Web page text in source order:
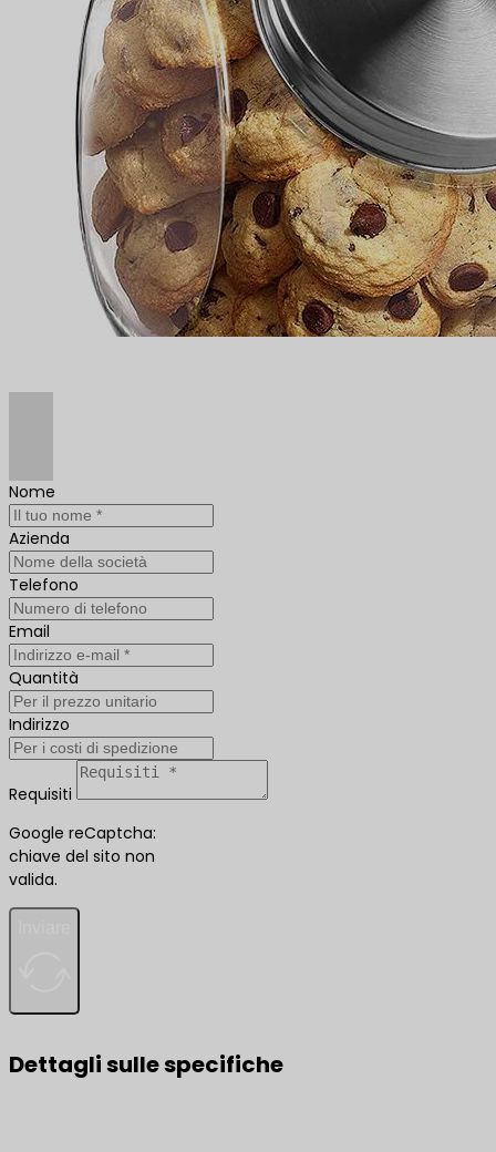
Nome
Azienda
Telefono
Email
Quantità
Indirizzo
Requisiti
Google reCaptcha:
chiave del sito non
valida.
Dettagli sulle specifiche